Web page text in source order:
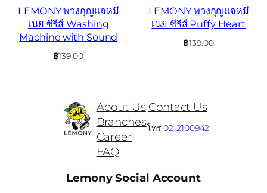
LEMONY พวงกุญแจหมี
เนย ซีรีส์ Washing
Machine with Sound
฿139.00
LEMONY พวงกุญแจหมี
เนย ซีรีส์ Puffy Heart
฿139.00
About Us
Branches
Career
FAQ
Contact Us
โทร02-2100942
Lemony Social Account